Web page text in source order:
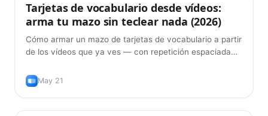
Producto
Tarjetas de vocabulario desde vídeos:
arma tu mazo sin teclear nada (2026)
Cómo armar un mazo de tarjetas de vocabulario a partir
de los vídeos que ya ves — con repetición espaciada
May 21